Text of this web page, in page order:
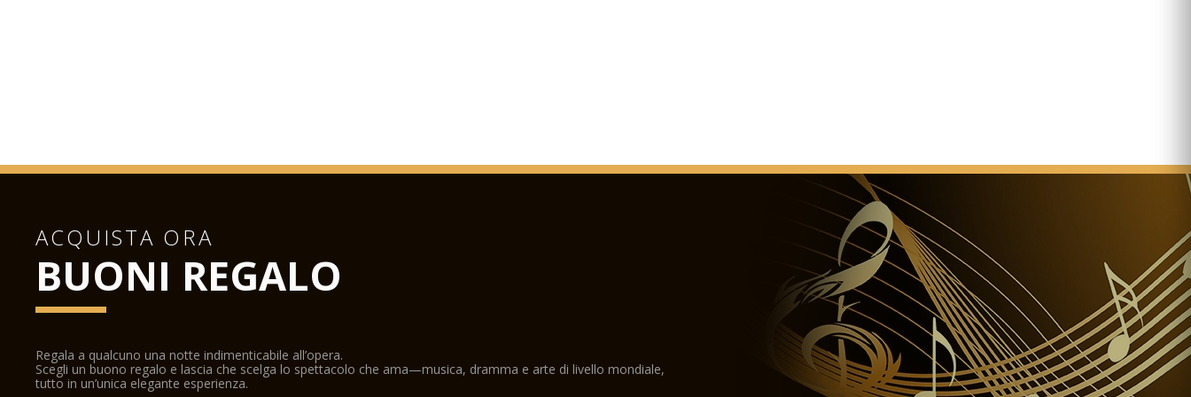
ACQUISTA ORA
BUONI REGALO
Regala a qualcuno una notte indimenticabile all’opera.
Scegli un buono regalo e lascia che scelga lo spettacolo che ama—musica, dramma e arte di livello mondiale,
tutto in un’unica elegante esperienza.